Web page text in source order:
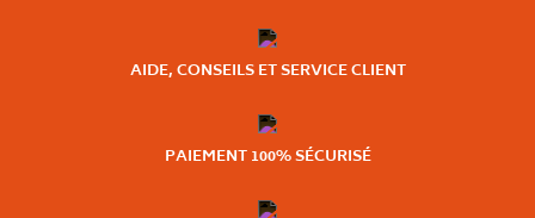
AIDE, CONSEILS ET SERVICE CLIENT
PAIEMENT 100% SÉCURISÉ